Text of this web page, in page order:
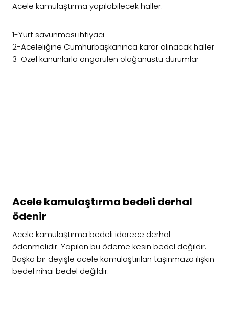
Acele kamulaştırma yapılabilecek haller:
1-Yurt savunması ihtiyacı
2-Aceleliğine Cumhurbaşkanınca karar alınacak haller
3-Özel kanunlarla öngörülen olağanüstü durumlar
Acele kamulaştırma bedeli derhal
ödenir
Acele kamulaştırma bedeli idarece derhal
ödenmelidir. Yapılan bu ödeme kesin bedel değildir.
Başka bir deyişle acele kamulaştırılan taşınmaza ilişkin
bedel nihai bedel değildir.